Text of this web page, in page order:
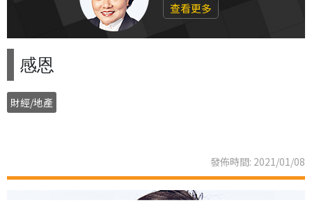
查看更多
感恩
財經/地產
發佈時間: 2021/01/08